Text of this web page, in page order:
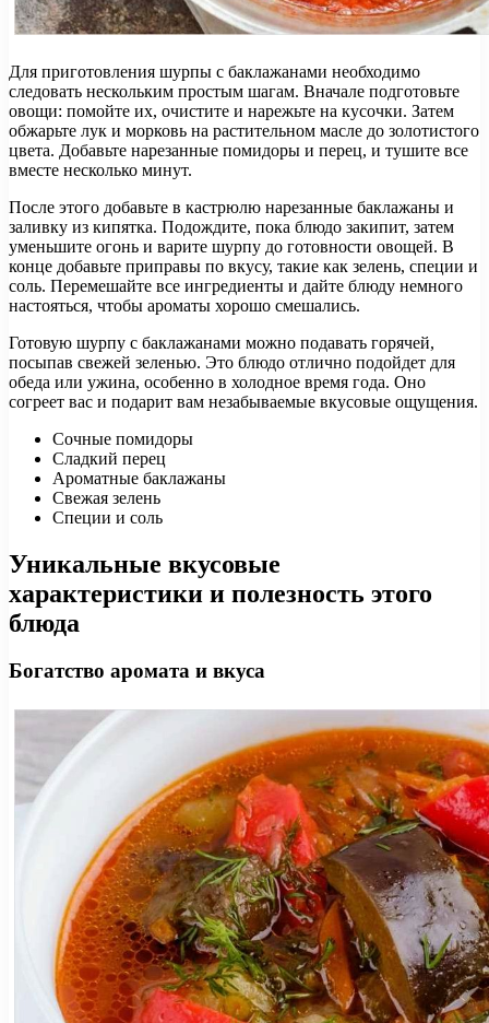
Для приготовления шурпы с баклажанами необходимо
следовать нескольким простым шагам. Вначале подготовьте
овощи: помойте их, очистите и нарежьте на кусочки. Затем
обжарьте лук и морковь на растительном масле до золотистого
цвета. Добавьте нарезанные помидоры и перец, и тушите все
вместе несколько минут.
После этого добавьте в кастрюлю нарезанные баклажаны и
заливку из кипятка. Подождите, пока блюдо закипит, затем
уменьшите огонь и варите шурпу до готовности овощей. В
конце добавьте приправы по вкусу, такие как зелень, специи и
соль. Перемешайте все ингредиенты и дайте блюду немного
настояться, чтобы ароматы хорошо смешались.
Готовую шурпу с баклажанами можно подавать горячей,
посыпав свежей зеленью. Это блюдо отлично подойдет для
обеда или ужина, особенно в холодное время года. Оно
согреет вас и подарит вам незабываемые вкусовые ощущения.
Сочные помидоры
Сладкий перец
Ароматные баклажаны
Свежая зелень
Специи и соль
Уникальные вкусовые
характеристики и полезность этого
блюда
Богатство аромата и вкуса